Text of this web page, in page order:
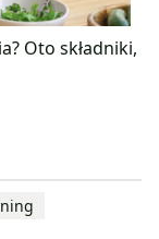
Oto składniki,